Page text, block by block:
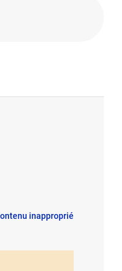
inapproprié